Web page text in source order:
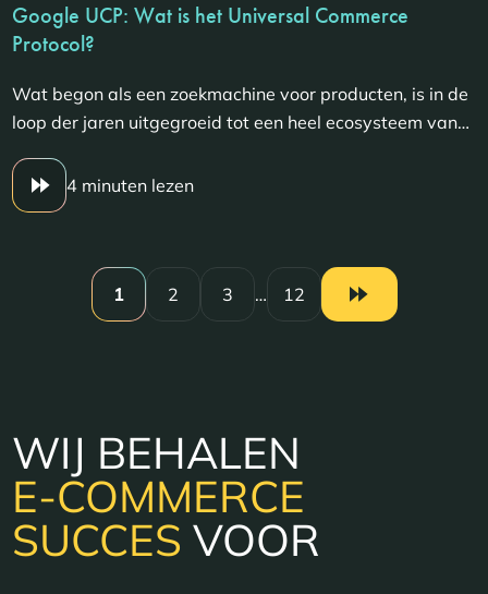
Google UCP: Wat is het Universal Commerce
Protocol?
Wat begon als een zoekmachine voor producten, is in de
loop der jaren uitgegroeid tot een heel ecosysteem van…
4 minuten lezen
1 2 3 … 12
WIJ BEHALEN
E-COMMERCE
SUCCES VOOR